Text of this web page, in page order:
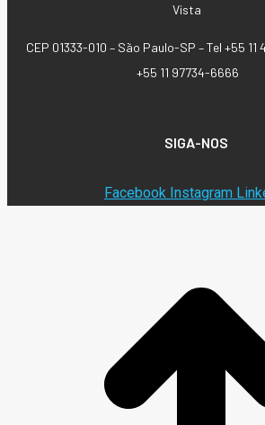
Vista
CEP 01333-010 – São Paulo-SP –Tel +55 11
+55 11 97734-6666
SIGA-NOS
Facebook Instagram